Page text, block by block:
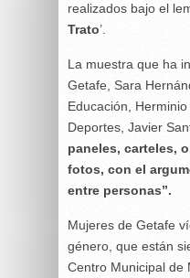
realizados bajo el
Trato’.
La muestra que ha
Getafe, Sara
Educación,
Deportes, Javier
paneles, carteles,
fotos, con el
entre personas”.
Mujeres de Getafe
género, que están
Centro Municipal de